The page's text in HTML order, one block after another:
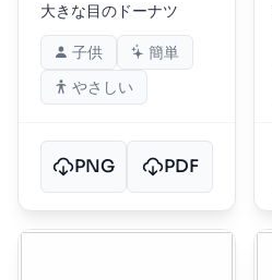
大きな目のドーナツ
子供
簡単
やさしい
PNG PDF